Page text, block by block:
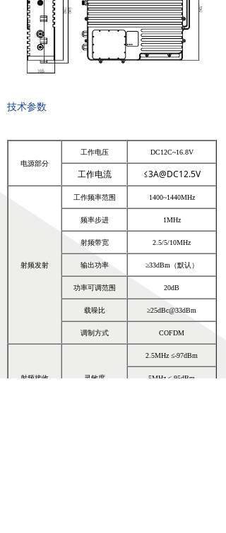
警用安防
工业应用
培训教育
新闻中心
技术参数
电源部分
工作电压 DC12C~16.8V
工作电流 ≤3A@DC12.5V
射频发射
工作频率范围 1400~1440MHz
频率步进 1MHz
射频带宽 2.5/5/10MHz
输出功率 ≥33dBm（默认）
功率可调范围 20dB
载噪比 ≥25dBc@33dBm
调制方式 COFDM
射频接收 灵敏度
2.5MHz ≤-97dBm
5MHz ≤-95dBm